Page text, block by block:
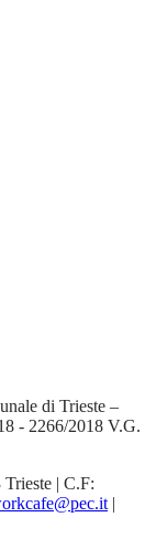
di Trieste –
- 2266/2018 V.G.
| C.F:
|